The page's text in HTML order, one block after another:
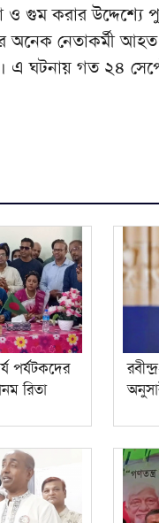
ও গুম করার উদ্দেশ্যে
অনেক নেতাকর্মী
এ ঘটনায় গত ২৪
পর্যটকদের
রিতা